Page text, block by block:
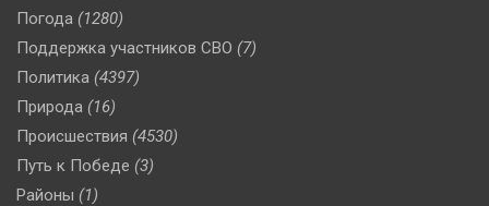
Погода (1280)
Поддержка участников СВО (7)
Политика (4397)
Природа (16)
Происшествия (4530)
Путь к Победе (3)
Районы (1)